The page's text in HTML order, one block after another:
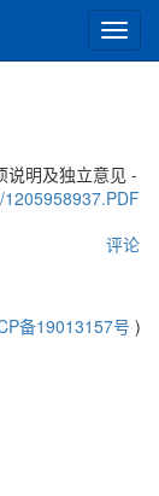
切
换
说明及独立意见 -
评论
备19013157号 )